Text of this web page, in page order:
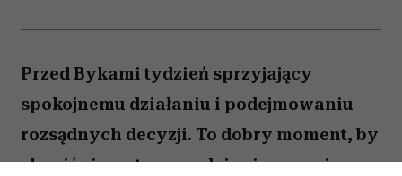
Przed Bykami tydzień sprzyjający
spokojnemu działaniu i podejmowaniu
rozsądnych decyzji. To dobry moment, by
skupić się na tym, co daje ci poczucie